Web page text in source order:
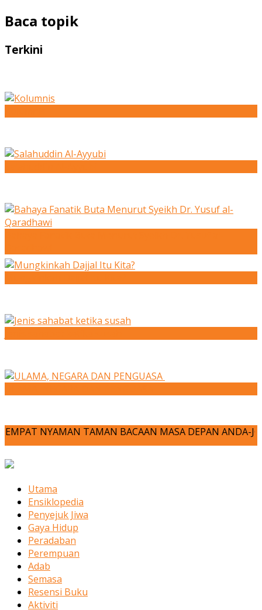
Baca topik
Terkini
NYAMAN TAMAN BACAAN MASA DEPAN ANDA-JOM
Utama
Ensiklopedia
Penyejuk Jiwa
Gaya Hidup
Peradaban
Perempuan
Adab
Semasa
Resensi Buku
Aktiviti